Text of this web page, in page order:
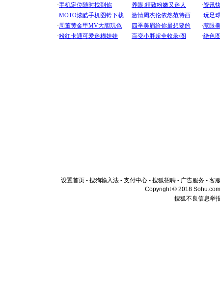
设置首页 - 搜狗输入法 - 支付中心 - 搜狐招聘 - 广告服务 - 客
Copyright © 2018
搜狐不良信息举